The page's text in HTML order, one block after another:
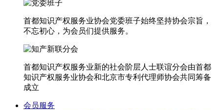
首都知识产权服务业协会党委班子始终坚持协会宗旨，
不忘初心，为会员们提供服务。
首都知识产权服务业新的社会阶层人士联谊分会由首都
知识产权服务业协会和北京市专利代理师协会共同筹备
成立
会员服务